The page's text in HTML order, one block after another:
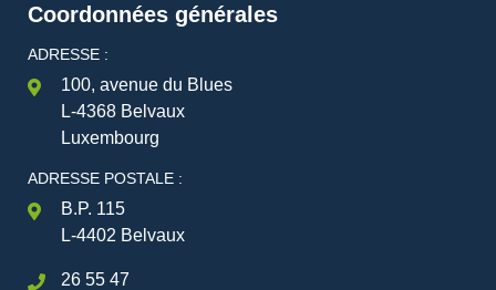
Coordonnées générales
ADRESSE :
100, avenue du Blues
L-4368 Belvaux
Luxembourg
ADRESSE POSTALE :
B.P. 115
L-4402 Belvaux
26 55 47